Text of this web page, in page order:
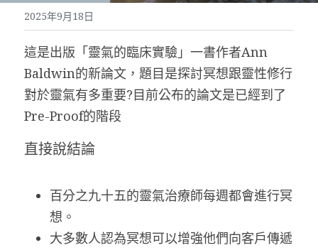
2025年9月18日
這是出版「靈氣的臨床實驗」一書作者Ann
Baldwin的新論文，題目是探討冥想跟靈性修行
對於靈氣有多重要?目前公布的論文是已經到了
Pre-Proof的階段
直接說結論
百分之九十五的靈氣治療師每週都會進行冥
想。
大多數人認為冥想可以增強他們向客戶傳遞